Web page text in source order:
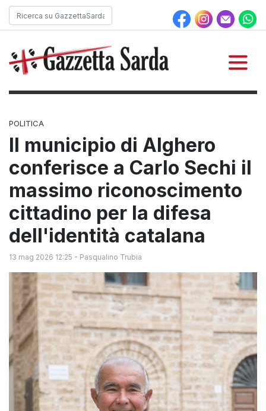
POLITICA
Il municipio di Alghero
conferisce a Carlo Sechi il
massimo riconoscimento
cittadino per la difesa
dell'identità catalana
13 mag 2026 12:25 - Pasqualino Trubia